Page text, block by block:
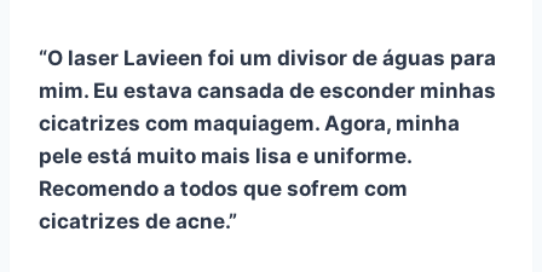
“O laser Lavieen foi um divisor de águas para
mim. Eu estava cansada de esconder minhas
cicatrizes com maquiagem. Agora, minha
pele está muito mais lisa e uniforme.
Recomendo a todos que sofrem com
cicatrizes de acne.”